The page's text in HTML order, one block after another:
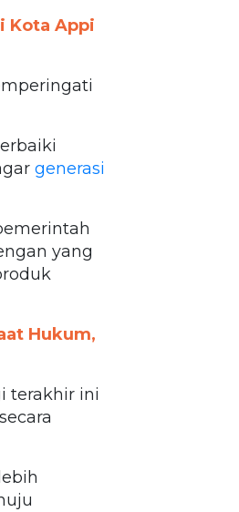
Kota Appi
generasi
yang
Hukum,
terakhir ini